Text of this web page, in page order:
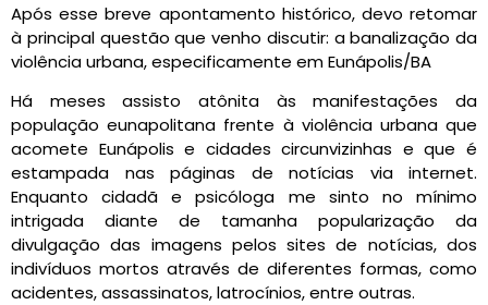
Após esse breve apontamento histórico, devo retomar
à principal questão que venho discutir: a banalização da
violência urbana, especificamente em Eunápolis/BA
Há meses assisto atônita às manifestações da
população eunapolitana frente à violência urbana que
acomete Eunápolis e cidades circunvizinhas e que é
estampada nas páginas de notícias via internet.
Enquanto cidadã e psicóloga me sinto no mínimo
intrigada diante de tamanha popularização da
divulgação das imagens pelos sites de notícias, dos
indivíduos mortos através de diferentes formas, como
acidentes, assassinatos, latrocínios, entre outras.